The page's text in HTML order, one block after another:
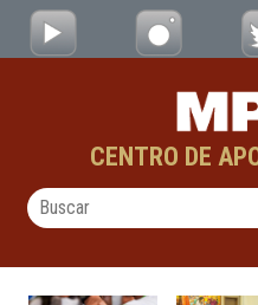
Pular para o Conteúdo principal
IV Macrorregião -
CENTRO DE